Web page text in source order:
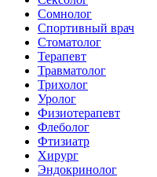
Сомнолог
Спортивный врач
Стоматолог
Терапевт
Травматолог
Трихолог
Уролог
Физиотерапевт
Флеболог
Фтизиатр
Хирург
Эндокринолог